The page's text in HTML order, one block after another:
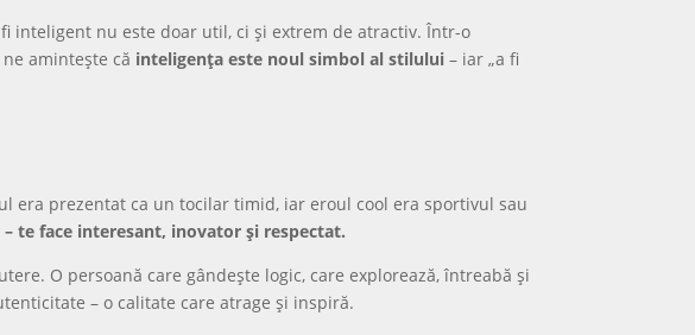
inteligent nu este doar util, ci și extrem de atractiv. Într-o
amintește că inteligența este noul simbol al stilului – iar „a fi
era prezentat ca un tocilar timid, iar eroul cool era sportivul sau
te face interesant, inovator și respectat.
O persoană care gândește logic, care explorează, întreabă și
– o calitate care atrage și inspiră.